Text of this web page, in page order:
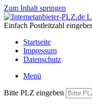
Zum Inhalt springen
Einfach Postleitzahl
Startseite
Impressum
Datenschutz
Menü
Bitte PLZ eingeben